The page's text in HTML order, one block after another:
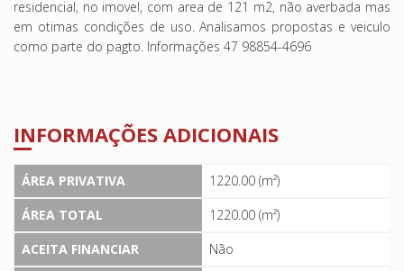
residencial, no imovel, com area de 121 m2, não averbada mas
em otimas condições de uso. Analisamos propostas e veiculo
como parte do pagto. Informações 47 98854-4696
INFORMAÇÕES ADICIONAIS
ÁREA PRIVATIVA
1220.00 (m²)
ÁREA TOTAL
1220.00 (m²)
ACEITA FINANCIAR
Não